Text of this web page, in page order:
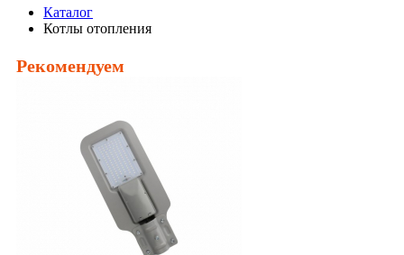
Каталог
Котлы отопления
Рекомендуем